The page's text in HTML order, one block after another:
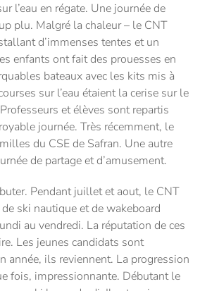
l’eau en régate. Une journée de
plu. Malgré la chaleur – le CNT
d’immenses tentes et un
enfants ont fait des prouesses en
bateaux avec les kits mis à
sur l’eau étaient la cerise sur le
et élèves sont repartis
journée. Très récemment, le
du CSE de Safran. Une autre
de partage et d’amusement.
Pendant juillet et aout, le CNT
ski nautique et de wakeboard
au vendredi. La réputation de ces
Les jeunes candidats sont
année, ils reviennent. La progression
fois, impressionnante. Débutant le